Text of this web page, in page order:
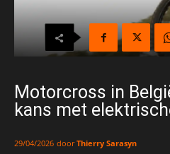
Motorcross in
kans met
29/04/2026 door Thierry Sarasyn